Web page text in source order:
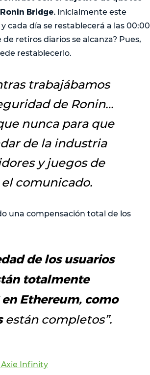
Bridge. Inicialmente este
cada día se restablecerá a las 00:00
retiros diarios se alcanza? Pues,
restablecerlo.
trabajábamos
de Ronin…
nunca para que
de la industria
y juegos de
el comunicado.
una compensación total de los
de los usuarios
totalmente
en Ethereum, como
están completos”.
Infinity